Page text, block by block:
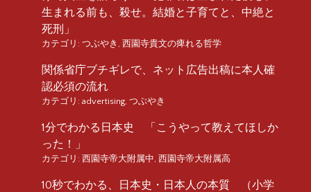
生まれる前も、殺せ。結婚と子育てと、中絶と
死刑」
カテゴリ: つぶやき , 西園寺貴文の痺れる哲学
関係省庁ブチギレで、ネット広告出稿に本人確
認必須の流れ
カテゴリ: advertising, つぶやき
1分でわかる日本史 「こうやって教えてほしか
った！」
カテゴリ: 西園寺帝大附属中, 西園寺帝大附属高
10秒でわかる、日本史・日本人の本質 （小学